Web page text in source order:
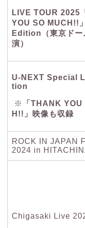
LIVE TOUR 2025
YOU SO MUCH!!
Edition（東京ドー
演）
U-NEXT Special
tion
※
「THANK
H!!」映像も収録
ROCK IN JAPAN
2024 in
Chigasaki Live